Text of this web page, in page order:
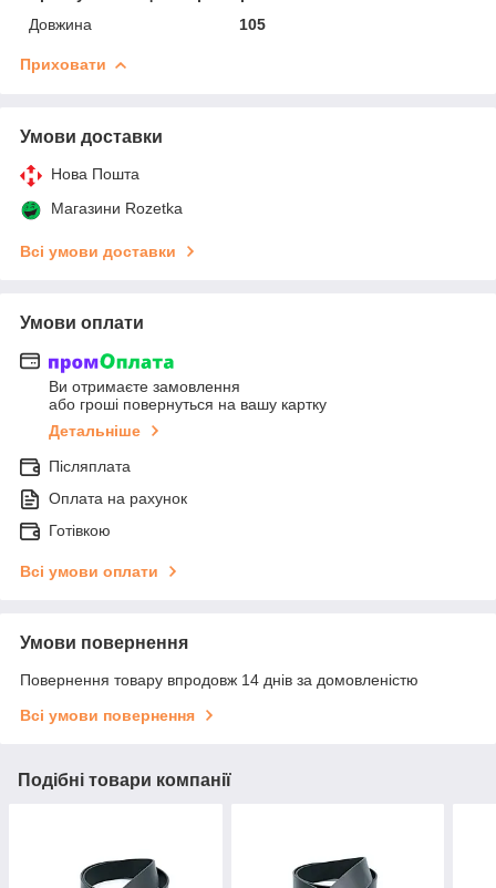
Довжина
105
Приховати
Умови доставки
Нова Пошта
Магазини Rozetka
Всі умови доставки
Умови оплати
Ви отримаєте замовлення
або гроші повернуться на вашу картку
Детальніше
Післяплата
Оплата на рахунок
Готівкою
Всі умови оплати
Умови повернення
Повернення товару впродовж 14 днів за домовленістю
Всі умови повернення
Подібні товари компанії